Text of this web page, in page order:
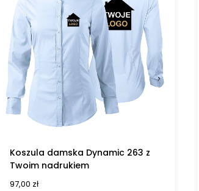
Koszula damska Dynamic 263 z
Twoim nadrukiem
97,00 zł